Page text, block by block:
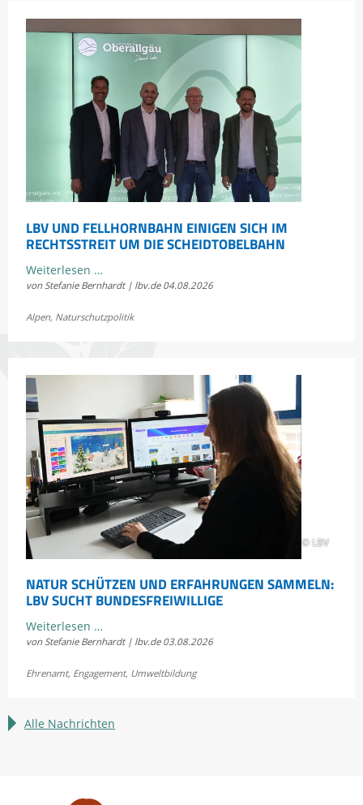
LBV UND FELLHORNBAHN EINIGEN SICH IM
RECHTSSTREIT UM DIE SCHEIDTOBELBAHN
Weiterlesen …LBV
und
einigen
die
Scheidtobelbahn
von Stefanie Bernhardt | lbv.de 04.08.2026
Alpen, Naturschutzpolitik
© LBV
NATUR SCHÜTZEN UND ERFAHRUNGEN SAMMELN:
LBV SUCHT BUNDESFREIWILLIGE
Weiterlesen …Natur
schützen
LBV
von Stefanie Bernhardt | lbv.de 03.08.2026
Ehrenamt, Engagement, Umweltbildung
Alle Nachrichten